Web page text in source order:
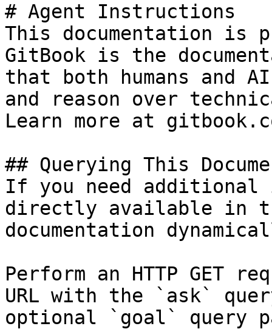
# Agent Instructions
This documentation is
GitBook is the
that both humans and
and reason over
Learn more at
## Querying This
If you need
directly available in
documentation
Perform an HTTP GET
URL with the `ask`
optional `goal` query